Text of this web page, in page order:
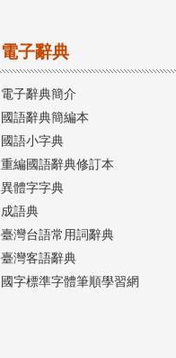
電子辭典
電子辭典簡介
國語辭典簡編本
國語小字典
重編國語辭典修訂本
異體字字典
成語典
臺灣台語常用詞辭典
臺灣客語辭典
國字標準字體筆順學習網